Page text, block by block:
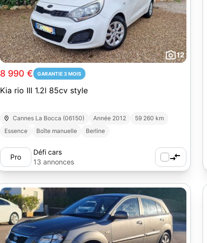
12
8 990 € GARANTIE 3 MOIS
Kia rio III 1.2l 85cv style
Cannes La Bocca (06150) Année 2012
59 260 km
Essence
Boîte manuelle Berline
Pro
Défi cars
13 annonces